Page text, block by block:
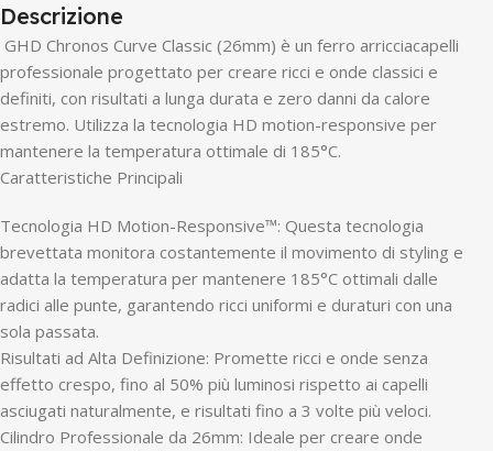
Descrizione
GHD Chronos Curve Classic (26mm) è un ferro arricciacapelli
professionale progettato per creare ricci e onde classici e
definiti, con risultati a lunga durata e zero danni da calore
estremo. Utilizza la tecnologia HD motion-responsive per
mantenere la temperatura ottimale di 185°C.
Caratteristiche Principali
Tecnologia HD Motion-Responsive™: Questa tecnologia
brevettata monitora costantemente il movimento di styling e
adatta la temperatura per mantenere 185°C ottimali dalle
radici alle punte, garantendo ricci uniformi e duraturi con una
sola passata.
Risultati ad Alta Definizione: Promette ricci e onde senza
effetto crespo, fino al 50% più luminosi rispetto ai capelli
asciugati naturalmente, e risultati fino a 3 volte più veloci.
Cilindro Professionale da 26mm: Ideale per creare onde